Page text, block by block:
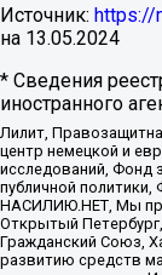
Источник: https://
на 13.05.2024
* Сведения
иностранного
Лилит,
центр немецкой и
исследований, Фонд
публичной политики,
НАСИЛИЮ.НЕТ, Мы
Открытый
Гражданский Союз,
развитию средств